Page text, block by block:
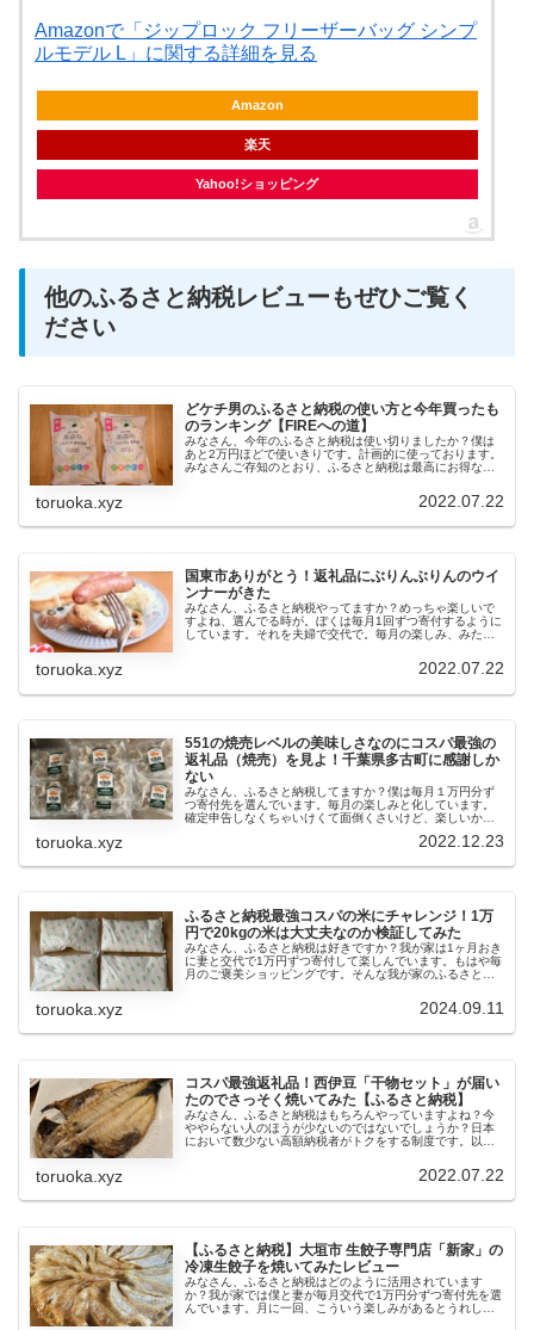
Amazonで「ジップロック フリーザーバッグ シンプ
ルモデル L」に関する詳細を見る
Amazon
楽天
Yahoo!ショッピング
他のふるさと納税レビューもぜひご覧く
ださい
どケチ男のふるさと納税の使い方と今年買ったも
のランキング【FIREへの道】
みなさん、今年のふるさと納税は使い切りましたか？僕は
あと2万円ほどで使いきりです。計画的に使っております。
みなさんご存知のとおり、ふるさと納税は最高にお得な制
toruoka.xyz 2022.07.22
国東市ありがとう！返礼品にぶりんぶりんのウイ
ンナーがきた
みなさん、ふるさと納税やってますか？めっちゃ楽しいで
すよね、選んでる時が。ぼくは毎月1回ずつ寄付するように
しています。それを夫婦で交代で。毎月の楽しみ、みたい
toruoka.xyz 2022.07.22
551の焼売レベルの美味しさなのにコスパ最強の
返礼品（焼売）を見よ！千葉県多古町に感謝しか
ない
みなさん、ふるさと納税してますか？僕は毎月１万円分ず
つ寄付先を選んでいます。毎月の楽しみと化しています。
確定申告しなくちゃいけくて面倒くさいけど、楽しいから
toruoka.xyz 2022.12.23
ふるさと納税最強コスパの米にチャレンジ！1万
円で20kgの米は大丈夫なのか検証してみた
みなさん、ふるさと納税は好きですか？我が家は1ヶ月おき
に妻と交代で1万円ずつ寄付して楽しんでいます。もはや毎
月のご褒美ショッピングです。そんな我が家のふるさと納
toruoka.xyz 2024.09.11
コスパ最強返礼品！西伊豆「干物セット」が届い
たのでさっそく焼いてみた【ふるさと納税】
みなさん、ふるさと納税はもちろんやっていますよね？今
ややらない人のほうが少ないのではないでしょうか？日本
において数少ない高額納税者がトクをする制度です。以前
toruoka.xyz 2022.07.22
【ふるさと納税】大垣市 生餃子専門店「新家」の
冷凍生餃子を焼いてみたレビュー
みなさん、ふるさと納税はどのように活用されています
か？我が家では僕と妻が毎月交代で1万円分ずつ寄付先を選
んでいます。月に一回、こういう楽しみがあるとうれしい